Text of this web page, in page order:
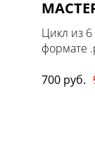
Цикл из
формате
700 руб.